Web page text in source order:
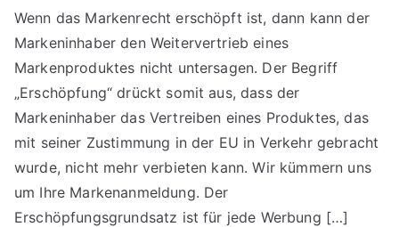
Markenrecht
und
seine
Erschöpfung
Wenn das Markenrecht erschöpft ist, dann kann der
Markeninhaber den Weitervertrieb eines
Markenproduktes nicht untersagen. Der Begriff
„Erschöpfung“ drückt somit aus, dass der
Markeninhaber das Vertreiben eines Produktes, das
mit seiner Zustimmung in der EU in Verkehr gebracht
wurde, nicht mehr verbieten kann. Wir kümmern uns
um Ihre Markenanmeldung. Der
Erschöpfungsgrundsatz ist für jede Werbung […]